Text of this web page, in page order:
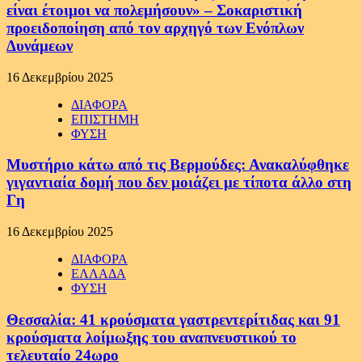
είναι έτοιμοι να πολεμήσουν» – Σοκαριστική
προειδοποίηση από τον αρχηγό των Ενόπλων
Δυνάμεων
16 Δεκεμβρίου 2025
ΔΙΑΦΟΡΑ
ΕΠΙΣΤΗΜΗ
ΦΥΣΗ
Μυστήριο κάτω από τις Βερμούδες: Ανακαλύφθηκε
γιγαντιαία δομή που δεν μοιάζει με τίποτα άλλο στη
Γη
16 Δεκεμβρίου 2025
ΔΙΑΦΟΡΑ
ΕΛΛΑΔΑ
ΦΥΣΗ
Θεσσαλία: 41 κρούσματα γαστρεντερίτιδας και 91
κρούσματα λοίμωξης του αναπνευστικού το
τελευταίο 24ωρο